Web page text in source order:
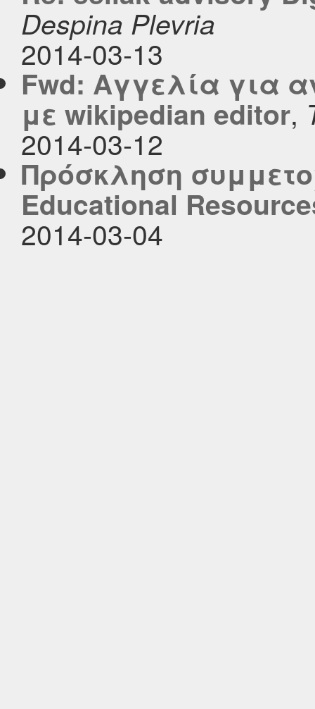
Despina Plevria
2014-03-13
Fwd: Αγγελία για
με wikipedian editor,
2014-03-12
Πρόσκληση
Educational
2014-03-04